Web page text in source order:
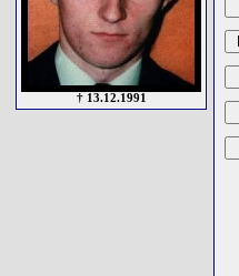
† 13.12.1991